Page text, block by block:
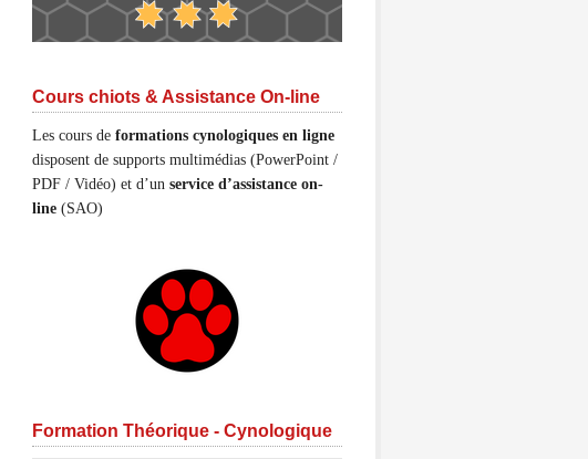
Cours chiots & Assistance On-line
Les cours de formations cynologiques en ligne
disposent de supports multimédias (PowerPoint /
PDF / Vidéo) et d’un service d’assistance on-
line (SAO)
Formation Théorique - Cynologique